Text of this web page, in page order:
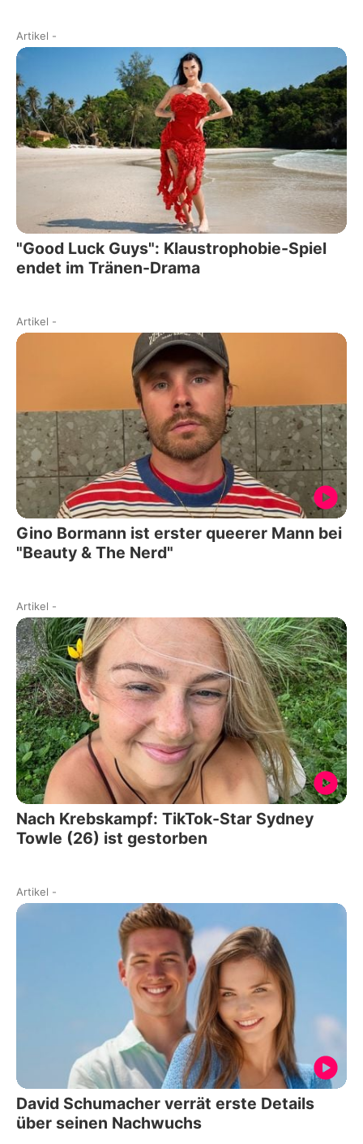
Artikel -
"Good Luck Guys": Klaustrophobie-Spiel
endet im Tränen-Drama
Artikel -
Gino Bormann ist erster queerer Mann bei
"Beauty & The Nerd"
Artikel -
Nach Krebskampf: TikTok-Star Sydney
Towle (26) ist gestorben
Artikel -
David Schumacher verrät erste Details
über seinen Nachwuchs